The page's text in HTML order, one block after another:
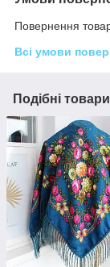
Повернення
Всі умови
Подібні